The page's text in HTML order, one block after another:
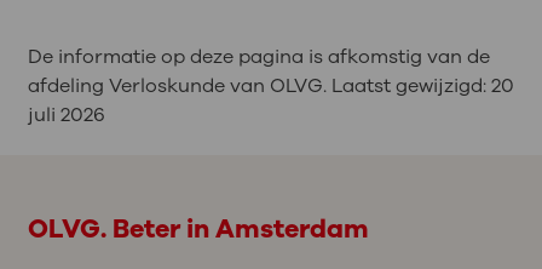
De informatie op deze pagina is afkomstig van de
afdeling Verloskunde van OLVG. Laatst gewijzigd:20
juli 2026
OLVG. Beter in Amsterdam